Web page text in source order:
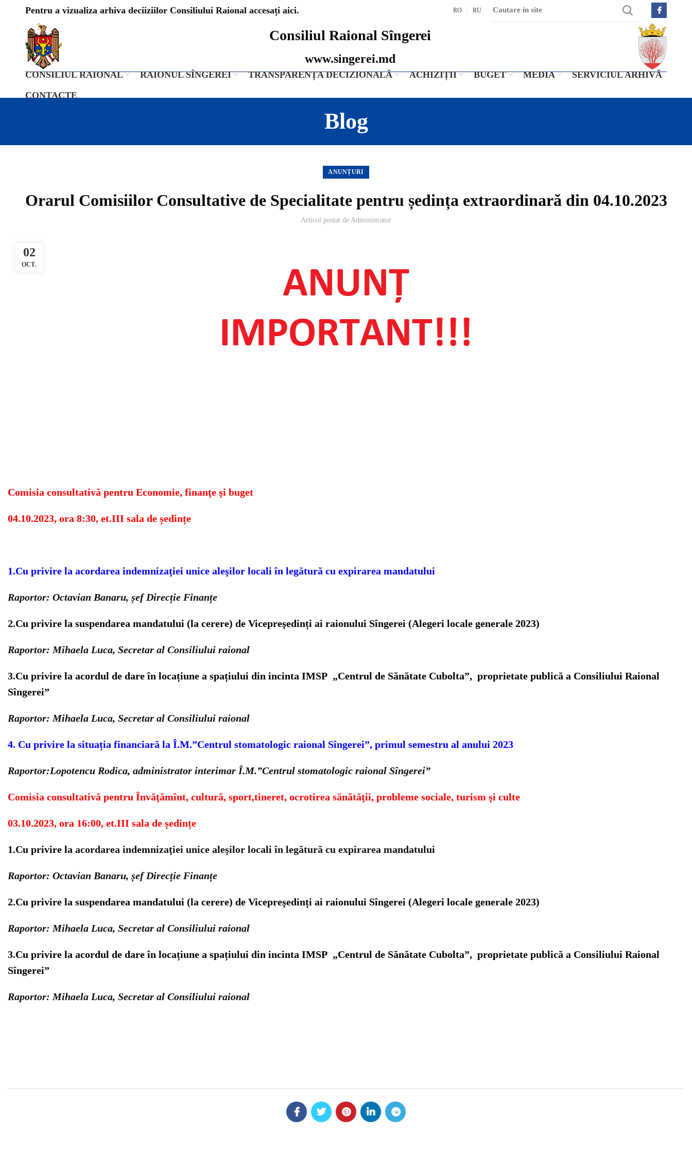
Pentru a vizualiza arhiva deciiziilor Consiliului Raional accesați aici. RO RU
Consiliul Raional Sîngerei
www.singerei.md
CONSILIUL RAIONAL RAIONUL SÎNGEREI TRANSPARENȚA DECIZIONALĂ ACHIZIȚII BUGET MEDIA
SERVICIUL ARHIVĂ
CONTACTE
Blog
ANUNȚURI
Orarul Comisiilor Consultative de Specialitate pentru ședința extraordinară din 04.10.2023
Articol postat de Administrator
02
OCT.
Comisia consultativă pentru Economie, finanţe şi buget
04.10.2023, ora 8:30, et.III sala de ședințe
1.Cu privire la acordarea indemnizaţiei unice aleşilor locali în legătură cu expirarea mandatului
Raportor: Octavian Banaru, șef Direcție Finanțe
2.Cu privire la suspendarea mandatului (la cerere) de Vicepreşedinți ai raionului Sîngerei (Alegeri locale generale 2023)
Raportor: Mihaela Luca, Secretar al Consiliului raional
3.Cu privire la acordul de dare în locațiune a spațiului din incinta IMSP „Centrul de Sănătate Cubolta”, proprietate publică a Consiliului Raional
Sîngerei”
Raportor: Mihaela Luca, Secretar al Consiliului raional
4. Cu privire la situația financiară la Î.M.”Centrul stomatologic raional Sîngerei”, primul semestru al anului 2023
Raportor:Lopotencu Rodica, administrator interimar Î.M.”Centrul stomatologic raional Sîngerei”
Comisia consultativă pentru Învăţămînt, cultură, sport,tineret, ocrotirea sănătăţii, probleme sociale, turism şi culte
03.10.2023, ora 16:00, et.III sala de ședințe
1.Cu privire la acordarea indemnizaţiei unice aleşilor locali în legătură cu expirarea mandatului
Raportor: Octavian Banaru, șef Direcție Finanțe
2.Cu privire la suspendarea mandatului (la cerere) de Vicepreşedinți ai raionului Sîngerei (Alegeri locale generale 2023)
Raportor: Mihaela Luca, Secretar al Consiliului raional
3.Cu privire la acordul de dare în locațiune a spațiului din incinta IMSP „Centrul de Sănătate Cubolta”, proprietate publică a Consiliului Raional
Sîngerei”
Raportor: Mihaela Luca, Secretar al Consiliului raional